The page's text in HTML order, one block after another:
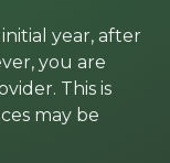
year, after
you are
This is
may be